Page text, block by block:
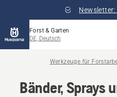
Newsletter:
Forst & Garten
DE, Deutsch
Werkzeuge für
Bänder, Sprays